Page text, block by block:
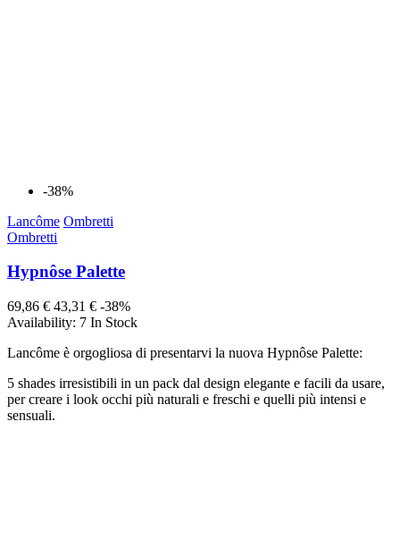
-38%
Lancôme Ombretti
Ombretti
Hypnôse Palette
69,86 € 43,31 € -38%
Availability: 7 In Stock
Lancôme è orgogliosa di presentarvi la nuova Hypnôse Palette:
5 shades irresistibili in un pack dal design elegante e facili da usare,
per creare i look occhi più naturali e freschi e quelli più intensi e
sensuali.